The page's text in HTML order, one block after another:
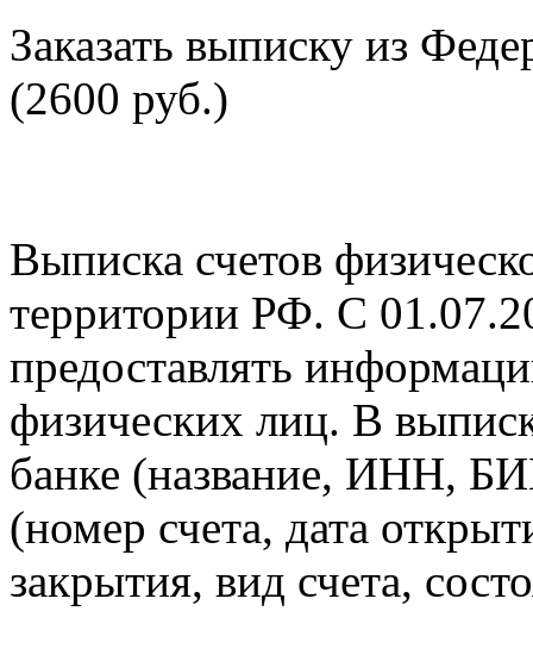
Заказать выписку из
(2600 руб.)
Выписка счетов
территории РФ. С
предоставлять
физических лиц. В
банке (название, ИНН,
(номер счета, дата
закрытия, вид счета,